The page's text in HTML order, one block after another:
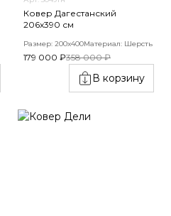
Ковер Дагестанский
206x390 см
Размер: 200х400Материал: Шерсть
179 000 ₽358 000 ₽
В корзину